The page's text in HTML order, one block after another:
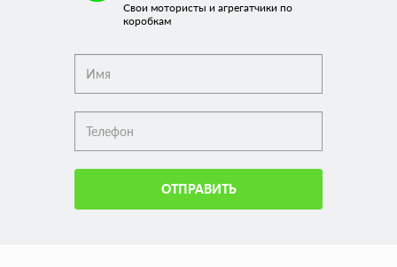
Свои мотористы и агрегатчики по
коробкам
ОТПРАВИТЬ